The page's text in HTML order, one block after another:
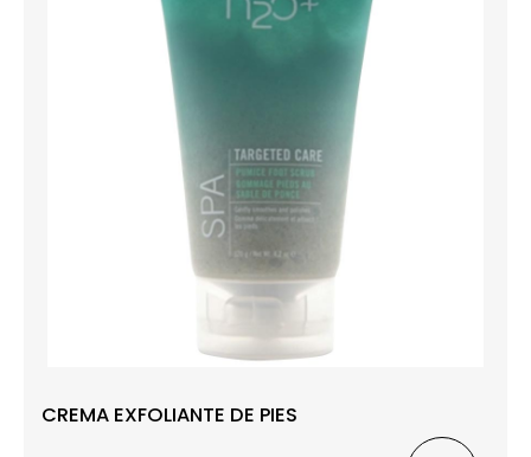
CREMA EXFOLIANTE DE PIES